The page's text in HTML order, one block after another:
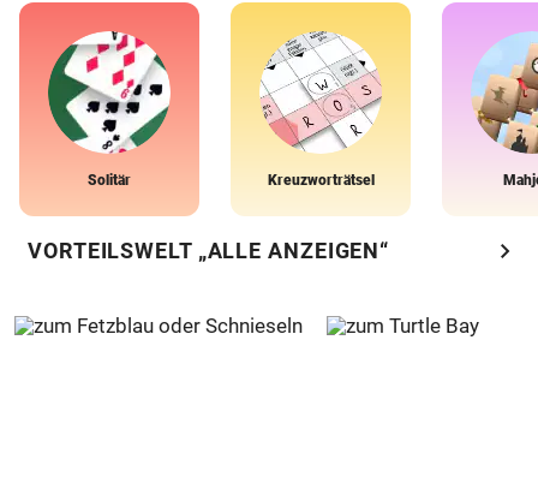
Solitär Kreuzworträtsel
VORTEILSWELT „ALLE ANZEIGEN“ chevron_right